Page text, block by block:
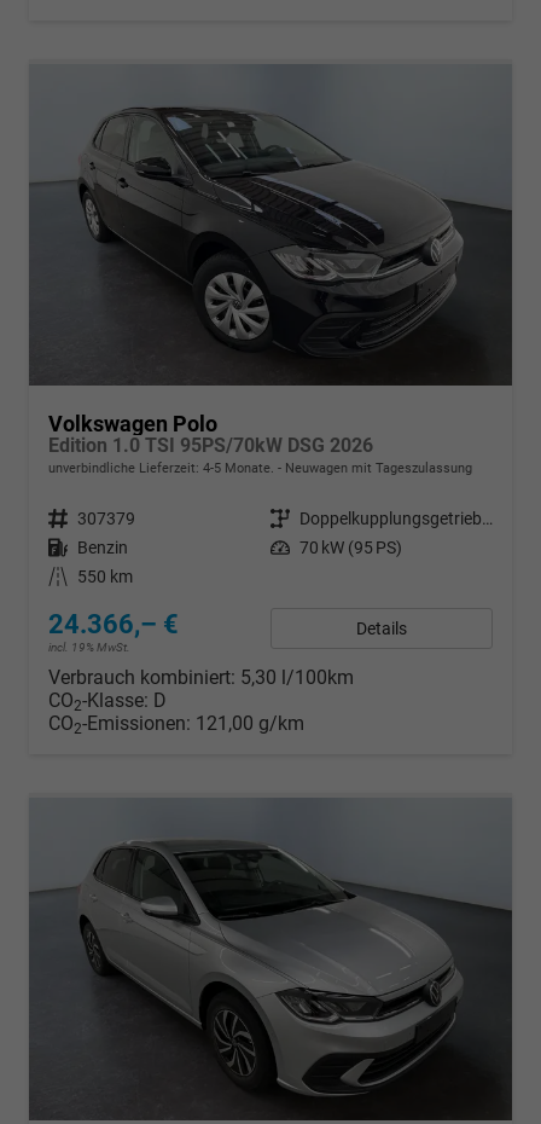
Volkswagen Polo
Edition 1.0 TSI 95PS/70kW DSG 2026
unverbindliche Lieferzeit: 4-5 Monate. Neuwagen mit Tageszulassung
Fahrzeugnr. 307379 Getriebe
Doppelkupplungsgetriebe (DSG)
Kraftstoff Benzin Leistung 70 kW (95 PS)
Kilometerstand
550 km
24.366,– €
incl. 19% MwSt.
Details
Verbrauch kombiniert: 5,30 l/100km
CO2-Klasse: D
CO2-Emissionen: 121,00 g/km